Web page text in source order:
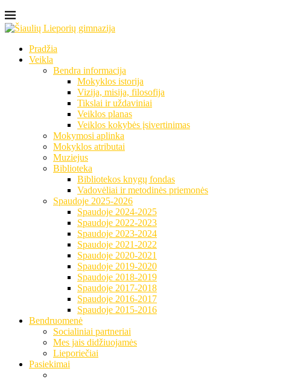
Pradžia
Veikla
Bendra informacija
Mokyklos istorija
Vizija, misija, filosofija
Tikslai ir uždaviniai
Veiklos planas
Veiklos kokybės įsivertinimas
Mokymosi aplinka
Mokyklos atributai
Muziejus
Biblioteka
Bibliotekos knygų fondas
Vadovėliai ir metodinės priemonės
Spaudoje 2025-2026
Spaudoje 2024-2025
Spaudoje 2022-2023
Spaudoje 2023-2024
Spaudoje 2021-2022
Spaudoje 2020-2021
Spaudoje 2019-2020
Spaudoje 2018-2019
Spaudoje 2017-2018
Spaudoje 2016-2017
Spaudoje 2015-2016
Bendruomenė
Socialiniai partneriai
Mes jais didžiuojamės
Lieporiečiai
Pasiekimai